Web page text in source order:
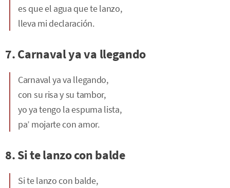
es que el agua que te lanzo,
lleva mi declaración.
7. Carnaval ya va llegando
Carnaval ya va llegando,
con su risa y su tambor,
yo ya tengo la espuma lista,
pa’ mojarte con amor.
8. Si te lanzo con balde
Si te lanzo con balde,